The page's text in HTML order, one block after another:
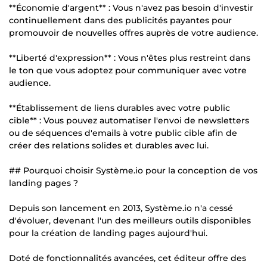
**Économie d'argent** : Vous n'avez pas besoin d'investir
continuellement dans des publicités payantes pour
promouvoir de nouvelles offres auprès de votre audience.
**Liberté d'expression** : Vous n'êtes plus restreint dans
le ton que vous adoptez pour communiquer avec votre
audience.
**Établissement de liens durables avec votre public
cible** : Vous pouvez automatiser l'envoi de newsletters
ou de séquences d'emails à votre public cible afin de
créer des relations solides et durables avec lui.
## Pourquoi choisir Système.io pour la conception de vos
landing pages ?
Depuis son lancement en 2013, Système.io n'a cessé
d'évoluer, devenant l'un des meilleurs outils disponibles
pour la création de landing pages aujourd'hui.
Doté de fonctionnalités avancées, cet éditeur offre des